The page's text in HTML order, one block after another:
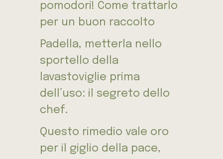
pomodori! Come trattarlo
per un buon raccolto
Padella, metterla nello
sportello della
lavastoviglie prima
dell’uso: il segreto dello
chef.
Questo rimedio vale oro
per il giglio della pace,